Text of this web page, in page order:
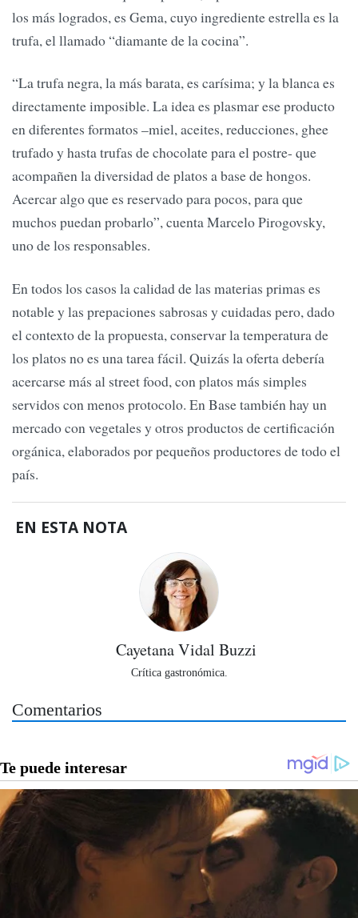
los más logrados, es Gema, cuyo ingrediente estrella es la
trufa, el llamado “diamante de la cocina”.
“La trufa negra, la más barata, es carísima; y la blanca es
directamente imposible. La idea es plasmar ese producto
en diferentes formatos –miel, aceites, reducciones, ghee
trufado y hasta trufas de chocolate para el postre- que
acompañen la diversidad de platos a base de hongos.
Acercar algo que es reservado para pocos, para que
muchos puedan probarlo”, cuenta Marcelo Pirogovsky,
uno de los responsables.
En todos los casos la calidad de las materias primas es
notable y las prepaciones sabrosas y cuidadas pero, dado
el contexto de la propuesta, conservar la temperatura de
los platos no es una tarea fácil. Quizás la oferta debería
acercarse más al street food, con platos más simples
servidos con menos protocolo. En Base también hay un
mercado con vegetales y otros productos de certificación
orgánica, elaborados por pequeños productores de todo el
país.
EN ESTA NOTA
Cayetana Vidal Buzzi
Crítica gastronómica.
Comentarios